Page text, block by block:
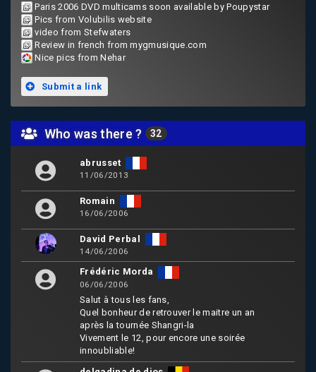
Paris 2006 DVD multicams soon available by Poupystar
Pics from Volubilis website
video from Stefwaters
Review in french from mygmusique.com
Nice pics from Nehar
Submit a link
Who was there ? 32
abrusset
11/06/2013
Romain
16/06/2006
David Perbal
14/06/2006
Frédéric Morda
06/06/2006
Salut à tous les fans,
Quel bonheur de retrouver le maitre un an
après la tournée Shangri-la
Vivement le 12, pour encore une soirée
innoubliable!